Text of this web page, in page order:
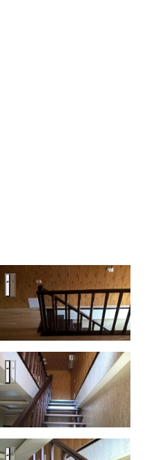
Лестницы
Лестницы
Лестницы